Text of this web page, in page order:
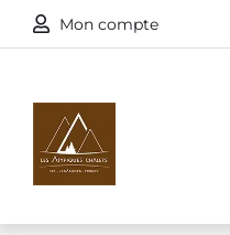
Mon compte